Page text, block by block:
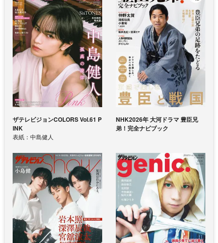
ザテレビジョンCOLORS Vol.61 P
INK
表紙：中島健人
NHK2026年 大河ドラマ 豊臣兄
弟！完全ナビブック